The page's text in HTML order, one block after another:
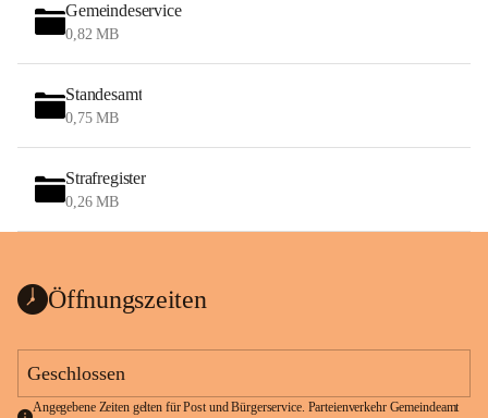
Gemeindeservice
0,82 MB
Standesamt
0,75 MB
Strafregister
0,26 MB
Öffnungszeiten
Geschlossen
Angegebene Zeiten gelten für Post und Bürgerservice. Parteienverkehr Gemeindeamt